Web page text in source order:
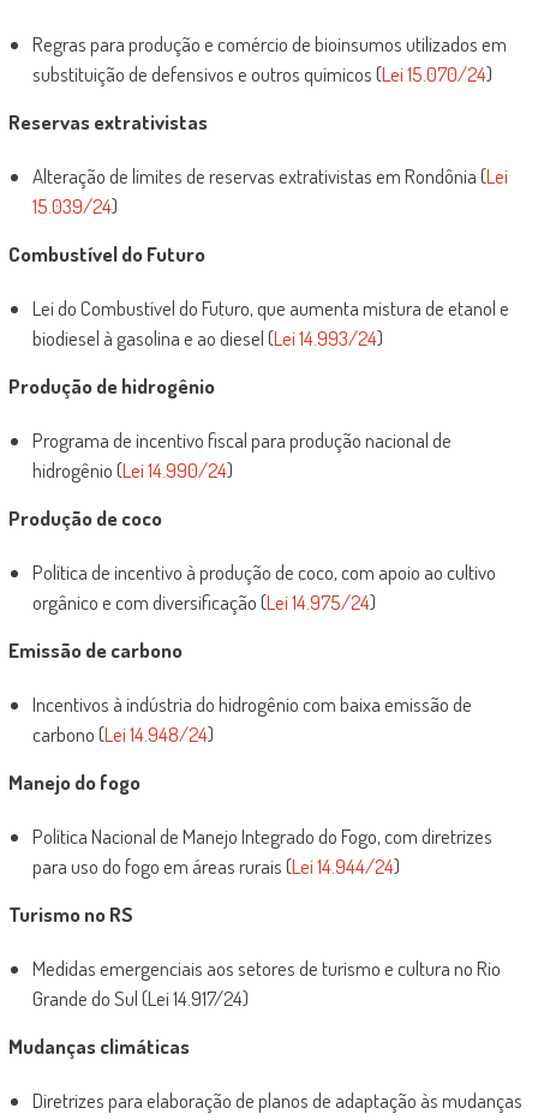
Regras para produção e comércio de bioinsumos utilizados em
substituição de defensivos e outros químicos (Lei 15.070/24)
Reservas extrativistas
Alteração de limites de reservas extrativistas em Rondônia (Lei
15.039/24)
Combustível do Futuro
Lei do Combustível do Futuro, que aumenta mistura de etanol e
biodiesel à gasolina e ao diesel (Lei 14.993/24)
Produção de hidrogênio
Programa de incentivo fiscal para produção nacional de
hidrogênio (Lei 14.990/24)
Produção de coco
Política de incentivo à produção de coco, com apoio ao cultivo
orgânico e com diversificação (Lei 14.975/24)
Emissão de carbono
Incentivos à indústria do hidrogênio com baixa emissão de
carbono (Lei 14.948/24)
Manejo do fogo
Política Nacional de Manejo Integrado do Fogo, com diretrizes
para uso do fogo em áreas rurais (Lei 14.944/24)
Turismo no RS
Medidas emergenciais aos setores de turismo e cultura no Rio
Grande do Sul (Lei 14.917/24)
Mudanças climáticas
Diretrizes para elaboração de planos de adaptação às mudanças